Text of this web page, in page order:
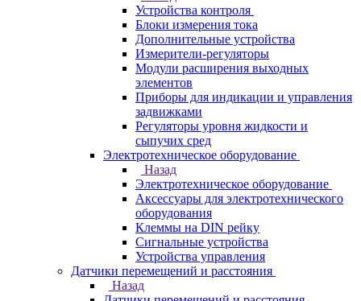
Устройства контроля
Блоки измерения тока
Дополнительные устройства
Измерители-регуляторы
Модули расширения выходных
элементов
Приборы для индикации и управления
задвижками
Регуляторы уровня жидкости и
сыпучих сред
Электротехническое оборудование
Назад
Электротехническое оборудование
Аксессуары для электротехнического
оборудования
Клеммы на DIN рейку
Сигнальные устройства
Устройства управления
Датчики перемещений и расстояния
Назад